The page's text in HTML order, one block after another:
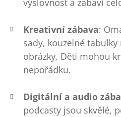
výslovnost a zabaví
Kreativní zábava:
sady, kouzelné
obrázky. Děti mohou
nepořádku.
Digitální a audio
podcasty jsou skvělé,